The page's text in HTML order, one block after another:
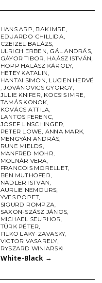
HANS ARP, BAK IMRE,
EDUARDO CHILLIDA,
CZEIZEL BALÁZS,
ULRICH ERBEN, GÁL ANDRÁS,
GÁYOR TIBOR, HAÁSZ ISTVÁN,
HOPP HALÁSZ KÁROLY,
HETEY KATALIN,
HANTAI SIMON, LUCIEN HERVÉ
,JOVÁNOVICS GYÖRGY,
JULIE KNIFER, KOCSIS IMRE,
TAMÁS KONOK,
KOVÁCS ATTILA,
LANTOS FERENC,
JOSEF LINSCHINGER,
PETER LOWE, ANNA MARK,
MENGYÁN ANDRÁS,
RUNE MIELDS,
MANFRED MOHR,
MOLNÁR VERA,
FRANCOIS MORELLET,
BEN MUTHOFER,
NÁDLER ISTVÁN,
AURLIE NEMOURS,
YVES POPET,
SIGURD ROMPZA,
SAXON-SZÁSZ JÁNOS,
MICHAEL SEUPHOR,
TÜRK PÉTER,
FILKO LAKY-ZAVASKY,
VICTOR VASARELY,
RYSZARD WINIARSKI
White-Black →